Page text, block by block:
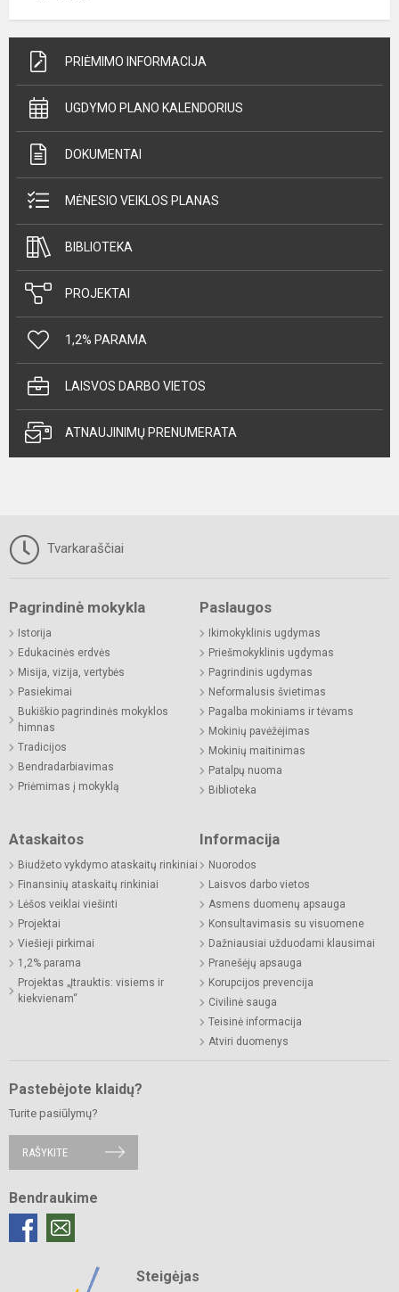
PRIĖMIMO INFORMACIJA
UGDYMO PLANO KALENDORIUS
DOKUMENTAI
MĖNESIO VEIKLOS PLANAS
BIBLIOTEKA
PROJEKTAI
1,2% PARAMA
LAISVOS DARBO VIETOS
ATNAUJINIMŲ PRENUMERATA
Tvarkaraščiai
Pagrindinė mokykla
Istorija
Edukacinės erdvės
Misija, vizija, vertybės
Pasiekimai
Bukiškio pagrindinės mokyklos
himnas
Tradicijos
Bendradarbiavimas
Priėmimas į mokyklą
Paslaugos
Ikimokyklinis ugdymas
Priešmokyklinis ugdymas
Pagrindinis ugdymas
Neformalusis švietimas
Pagalba mokiniams ir tėvams
Mokinių pavėžėjimas
Mokinių maitinimas
Patalpų nuoma
Biblioteka
Ataskaitos
Biudžeto vykdymo ataskaitų rinkiniai
Finansinių ataskaitų rinkiniai
Lėšos veiklai viešinti
Projektai
Viešieji pirkimai
1,2% parama
Projektas „Įtrauktis: visiems ir
kiekvienam“
Informacija
Nuorodos
Laisvos darbo vietos
Asmens duomenų apsauga
Konsultavimasis su visuomene
Dažniausiai užduodami klausimai
Pranešėjų apsauga
Korupcijos prevencija
Civilinė sauga
Teisinė informacija
Atviri duomenys
Pastebėjote klaidų?
Turite pasiūlymų?
RAŠYKITE
Bendraukime
Steigėjas